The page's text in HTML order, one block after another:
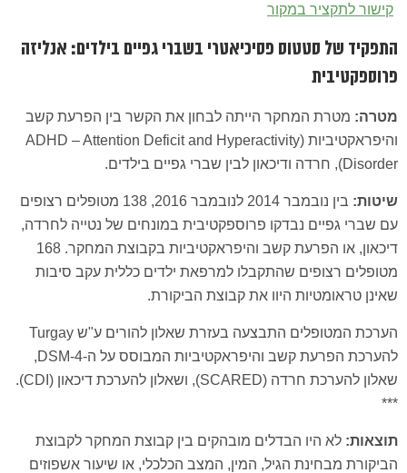
קישור לתקציר במקור
התפקיד של סטטוס פסיכיאטרי בשברי גפיים בילדים: אנליזה
פרוספקטיבית
מטרה: מטרת המחקר הייתה לבחון את הקשר בין הפרעת קשב
והיפראקטיביות (ADHD – Attention Deficit and Hyperactivity
Disorder), חרדה ודיכאון לבין שברי גפיים בילדים.
שיטות:
בין נובמבר 2014 לנובמבר 2016, 138 מטופלים רצופים
עם שברי גפיים נבדקו פרוספקטיבית במונחים של נטייה לחרדה,
דיכאון, או הפרעת קשב והיפראקטיביות בקבוצת המחקר. 168
מטופלים רצופים שהתקבלו למרפאת ילדים כללית עקב סיבות
שאינן טראומטיות היוו את קבוצת הביקורת.
הערכת המטופלים התבצעה בעזרת שאלון להורים ע"ש Turgay
להערכת הפרעת קשב והיפראקטיביות המבוסס על ה-DSM-4,
שאלון להערכת חרדה (SCARED), ושאלון להערכת דיכאון (CDI).
***
תוצאות: לא היו הבדלים מובהקים בין קבוצת המחקר לקבוצת
הביקורת מבחינת הגיל, המין, המצב הכלכלי, או שיעור אשפוזים